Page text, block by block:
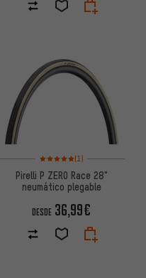
Valoración media: 5 de 5
(1)
Pirelli P ZERO Race 28"
neumático plegable
DESDE 36,99€